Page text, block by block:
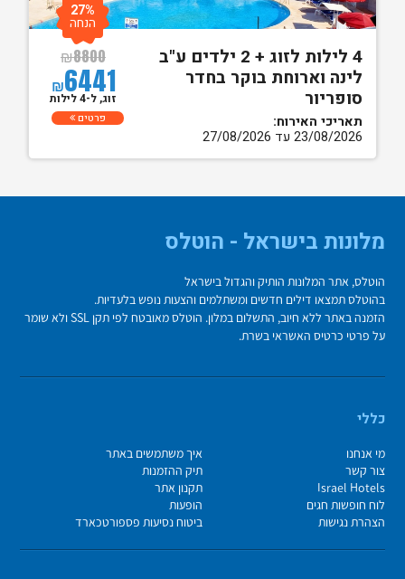
4 לילות לזוג + 2 ילדים ע"ב
לינה וארוחת בוקר בחדר
סופריור
תאריכי האירוח:
23/08/2026 עד 27/08/2026
₪8800
₪6441
27%
הנחה
זוג, ל-4 לילות
פרטים
מלונות בישראל - הוטלס
הוטלס, אתר המלונות הותיק והגדול בישראל
בהוטלס תמצאו דילים חדשים ומשתלמים והצעות נופש בלעדיות.
הזמנה באתר ללא חיוב, התשלום במלון. הוטלס מאובטח לפי תקן SSL ולא שומר
על פרטי כרטיס האשראי בשרת.
כללי
מי אנחנו
איך משתמשים באתר
צור קשר
תיק ההזמנות
Israel Hotels
תקנון אתר
לוח חופשות חגים
הופעות
הצהרת נגישות
ביטוח נסיעות פספורטכארד